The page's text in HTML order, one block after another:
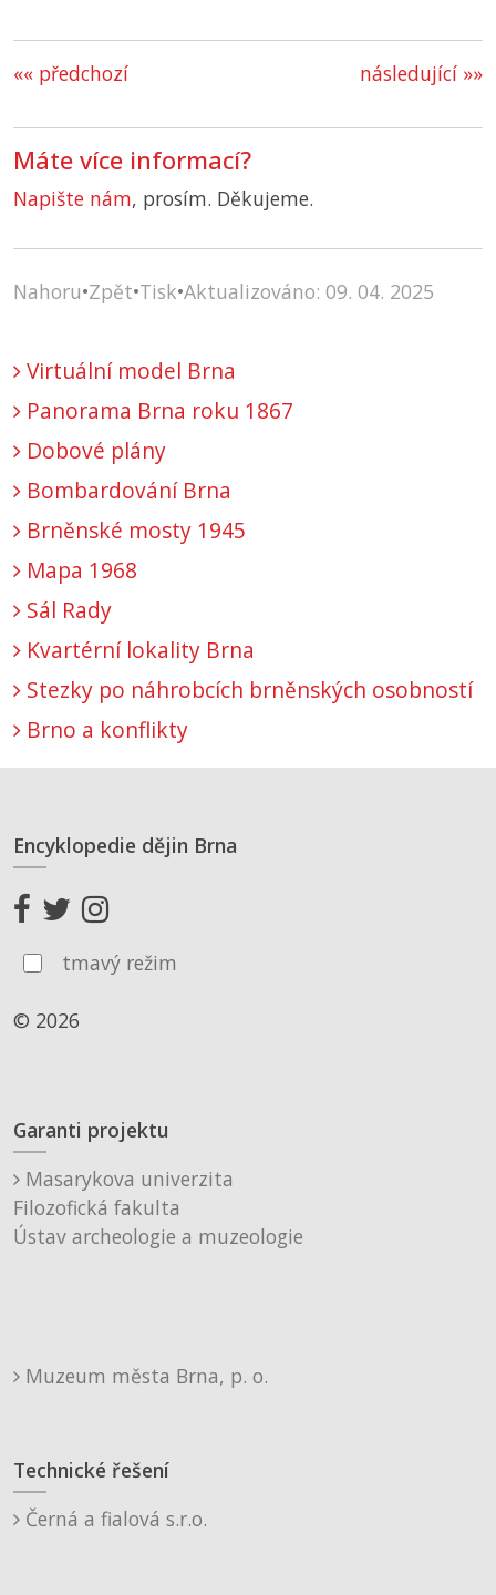
«« předchozí následující »»
Máte více informací?
Napište nám, prosím. Děkujeme.
Nahoru•Zpět•Tisk•Aktualizováno: 09. 04. 2025
Virtuální model Brna
Panorama Brna roku 1867
Dobové plány
Bombardování Brna
Brněnské mosty 1945
Mapa 1968
Sál Rady
Kvartérní lokality Brna
Stezky po náhrobcích brněnských osobností
Brno a konflikty
Encyklopedie dějin Brna
tmavý režim
© 2026
Garanti projektu
Masarykova univerzita
Filozofická fakulta
Ústav archeologie a muzeologie
Muzeum města Brna, p. o.
Technické řešení
Černá a fialová s.r.o.